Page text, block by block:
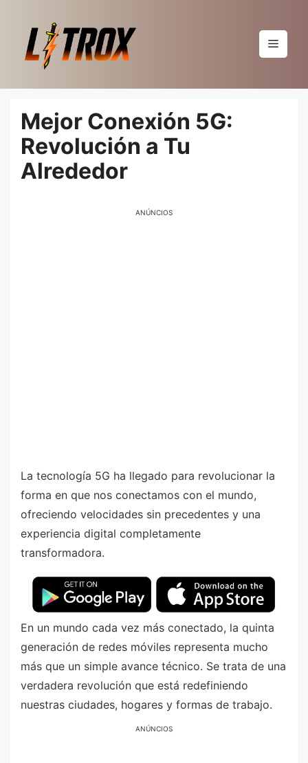
conteúdo
Menu
Mejor Conexión 5G:
Revolución a Tu
Alrededor
ANÚNCIOS
La tecnología 5G ha llegado para revolucionar la
forma en que nos conectamos con el mundo,
ofreciendo velocidades sin precedentes y una
experiencia digital completamente
transformadora.
En un mundo cada vez más conectado, la quinta
generación de redes móviles representa mucho
más que un simple avance técnico. Se trata de una
verdadera revolución que está redefiniendo
nuestras ciudades, hogares y formas de trabajo.
ANÚNCIOS